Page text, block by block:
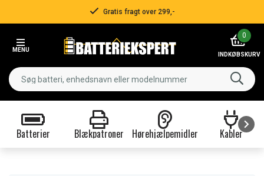
Gratis fragt over 299,-
MENU
0
INDKØBSKURV
Batterier Blækpatroner Hørehjælpemidler Kabler